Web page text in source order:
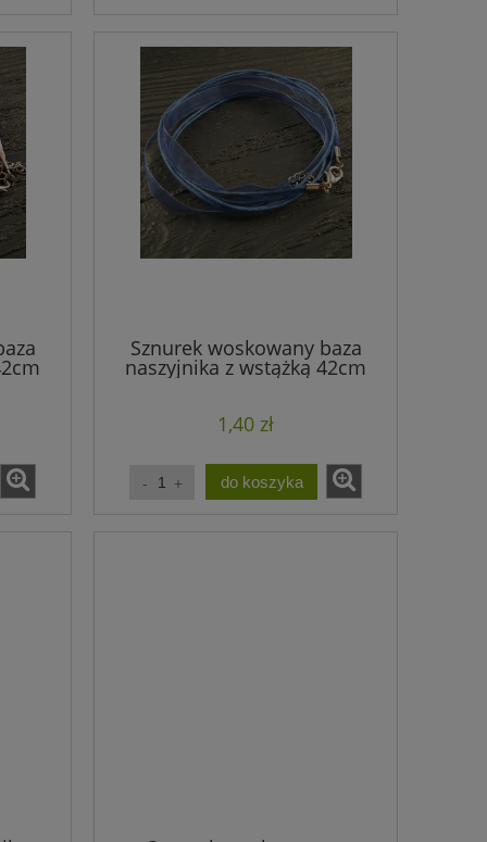
Sznurek woskowany baza
naszyjnika z wstążką 42cm
ciemny niebieski (1szt.)
1,40 zł
do koszyka